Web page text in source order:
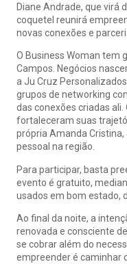
Diane Andrade, que virá
coquetel reunirá
novas conexões e
O Business Woman tem
Campos. Negócios
a Ju Cruz
grupos de networking
das conexões criadas
fortaleceram suas
própria Amanda
pessoal na região.
Para participar, basta
evento é gratuito,
usados em bom estado,
Ao final da noite, a
renovada e consciente
se cobrar além do
empreender é caminhar